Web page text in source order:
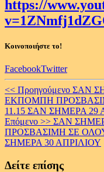
https://
Κοινοποιήστε το!
FacebookTwitter
Continue
Reading
<< Προηγούμενο ΣΑΝ
ΕΚΠΟΜΠΗ
11.15 ΣΑΝ ΣΗΜΕΡΑ 29
Επόμενο >> ΣΑΝ
ΠΡΟΣΒΑΣΙΜΗ ΣΕ
ΣΗΜΕΡΑ 30 ΑΠΡΙΛΙΟΥ
Δείτε επίσης